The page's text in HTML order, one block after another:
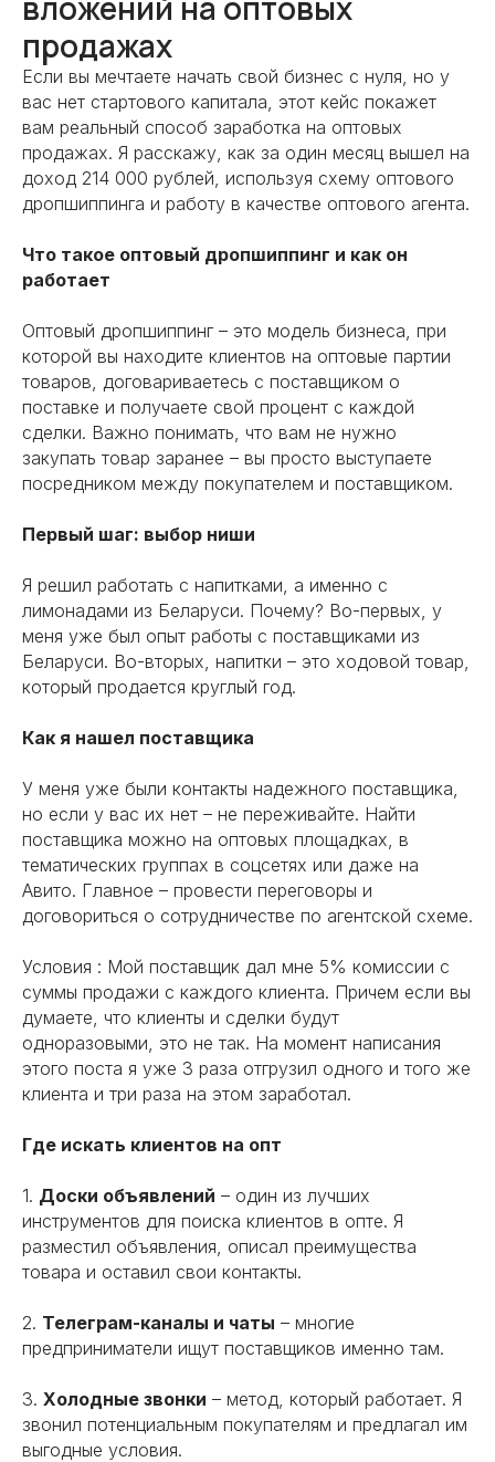
продажах
Если вы мечтаете начать свой бизнес с нуля, но у
вас нет стартового капитала, этот кейс покажет
вам реальный способ заработка на оптовых
продажах. Я расскажу, как за один месяц вышел на
доход 214 000 рублей, используя схему оптового
дропшиппинга и работу в качестве оптового агента.
Что такое оптовый дропшиппинг и как он
работает
Оптовый дропшиппинг – это модель бизнеса, при
которой вы находите клиентов на оптовые партии
товаров, договариваетесь с поставщиком о
поставке и получаете свой процент с каждой
сделки. Важно понимать, что вам не нужно
закупать товар заранее – вы просто выступаете
посредником между покупателем и поставщиком.
Первый шаг: выбор ниши
Я решил работать с напитками, а именно с
лимонадами из Беларуси. Почему? Во-первых, у
меня уже был опыт работы с поставщиками из
Беларуси. Во-вторых, напитки – это ходовой товар,
который продается круглый год.
Как я нашел поставщика
У меня уже были контакты надежного поставщика,
но если у вас их нет – не переживайте. Найти
поставщика можно на оптовых площадках, в
тематических группах в соцсетях или даже на
Авито. Главное – провести переговоры и
договориться о сотрудничестве по агентской схеме.
Условия : Мой поставщик дал мне 5% комиссии с
суммы продажи с каждого клиента. Причем если вы
думаете, что клиенты и сделки будут
одноразовыми, это не так. На момент написания
этого поста я уже 3 раза отгрузил одного и того же
клиента и три раза на этом заработал.
Где искать клиентов на опт
1. Доски объявлений – один из лучших
инструментов для поиска клиентов в опте. Я
разместил объявления, описал преимущества
товара и оставил свои контакты.
2. Телеграм-каналы и чаты – многие
предприниматели ищут поставщиков именно там.
3. Холодные звонки – метод, который работает. Я
звонил потенциальным покупателям и предлагал им
выгодные условия.